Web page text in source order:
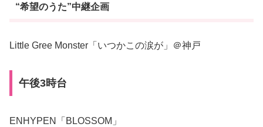
“希望のうた”中継企画
Little Gree Monster「いつかこの涙が」＠神戸
午後3時台
ENHYPEN「BLOSSOM」